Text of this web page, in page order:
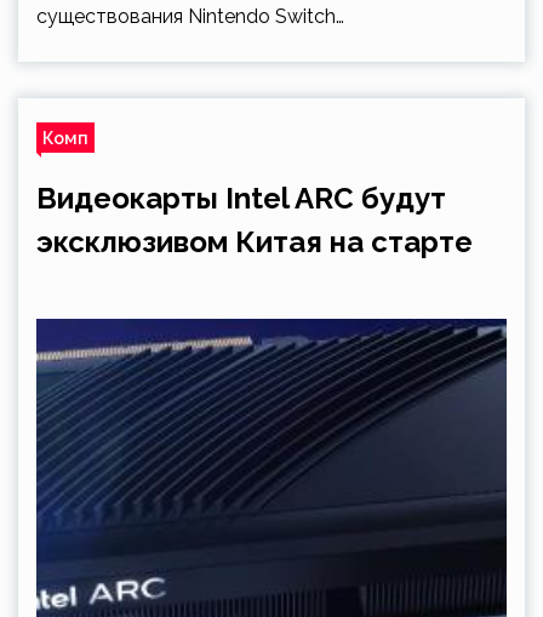
существования Nintendo Switch…
Комп
Видеокарты Intel ARC будут
эксклюзивом Китая на старте